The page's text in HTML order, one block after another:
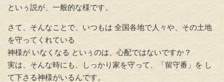
といぅ説が、一般的な様です。
さて、そんなことで、 いつもは 全国各地で人々や、その土地
を守ってくれている
神様が いなくなる といぅのは、心配ではないですか？
実は、そんな時にも、しっかり家を守って、「留守番」を し
て下さる神様がいるんです。